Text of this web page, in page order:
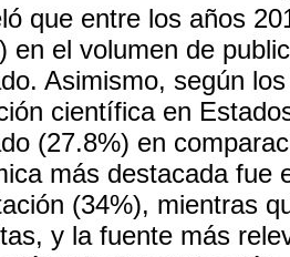
que entre los años
en el volumen de
Asimismo, según
científica en
(27.8%) en
más destacada fue
(34%), mientras
y la fuente más